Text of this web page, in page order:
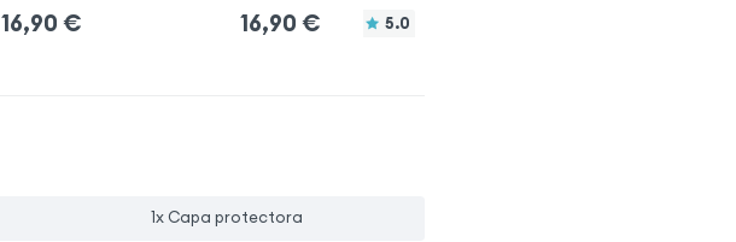
16,90 € 16,90 € 5.0
1x Capa protectora